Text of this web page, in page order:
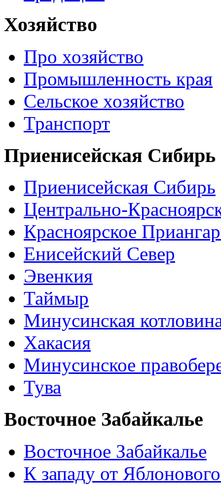
Хозяйство
Про хозяйство
Промышленность края
Сельское хозяйство
Транспорт
Приенисейская Сибирь
Приенисейская Сибирь
Центрально-
Красноярское
Енисейский Север
Эвенкия
Таймыр
Минусинская
Хакасия
Минусинское
Тува
Восточное Забайкалье
Восточное Забайкалье
К западу от